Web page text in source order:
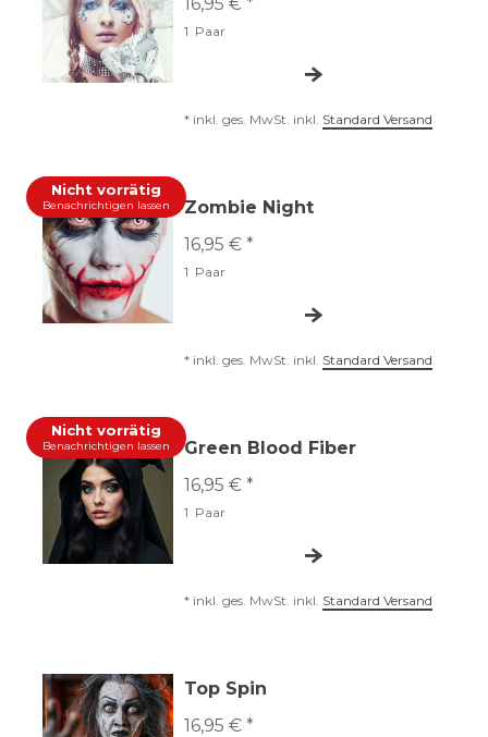
1 Paar
* inkl. ges. MwSt. inkl. Standard Versand
Nicht vorrätig
Benachrichtigen lassen
Zombie Night
16,95 € *
1 Paar
* inkl. ges. MwSt. inkl. Standard Versand
Nicht vorrätig
Benachrichtigen lassen
Green Blood Fiber
16,95 € *
1 Paar
* inkl. ges. MwSt. inkl. Standard Versand
Top Spin
16,95 € *